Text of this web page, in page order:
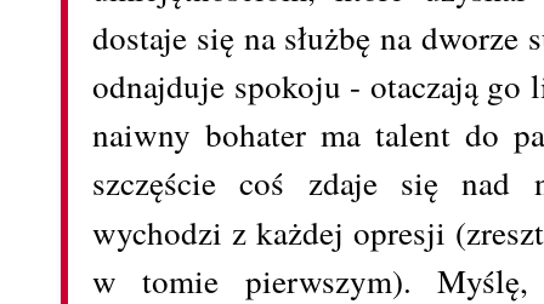
dostaje się na służbę na
odnajduje spokoju - otaczają
naiwny bohater ma talent do
szczęście coś zdaje się nad
wychodzi z każdej opresji
w tomie pierwszym).